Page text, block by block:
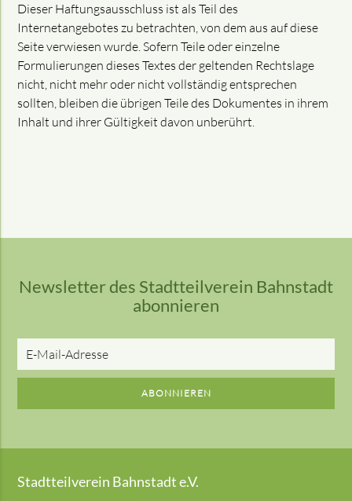
Dieser Haftungsausschluss ist als Teil des
Internetangebotes zu betrachten, von dem aus auf diese
Seite verwiesen wurde. Sofern Teile oder einzelne
Formulierungen dieses Textes der geltenden Rechtslage
nicht, nicht mehr oder nicht vollständig entsprechen
sollten, bleiben die übrigen Teile des Dokumentes in ihrem
Inhalt und ihrer Gültigkeit davon unberührt.
Newsletter des Stadtteilverein Bahnstadt
abonnieren
ABONNIEREN
Stadtteilverein Bahnstadt e.V.